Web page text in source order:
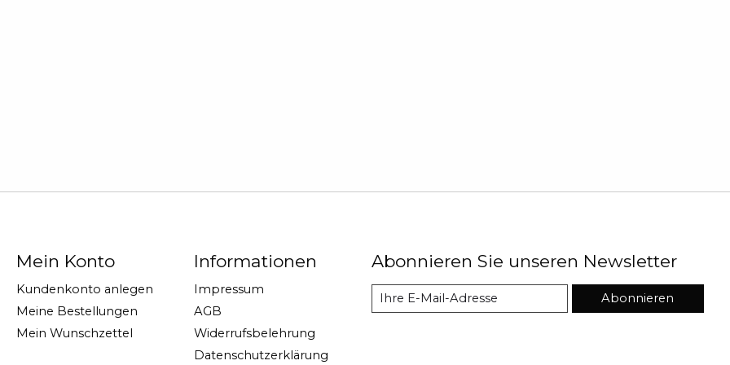
Mein Konto
Kundenkonto anlegen
Meine Bestellungen
Mein Wunschzettel
Informationen
Impressum
AGB
Widerrufsbelehrung
Datenschutzerklärung
Abonnieren Sie unseren Newsletter
Abonnieren